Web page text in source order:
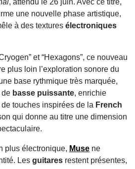
, attendu le 26 juin. Avec ce titre,
une nouvelle phase artistique,
à des textures électroniques
et “Hexagons”, ce nouveau
plus loin l’exploration sonore du
base rythmique très marquée,
de basse puissante, enrichie
de touches inspirées de la French
qui donne au titre une dimension
plus électronique, Muse ne
Les guitares restent présentes,